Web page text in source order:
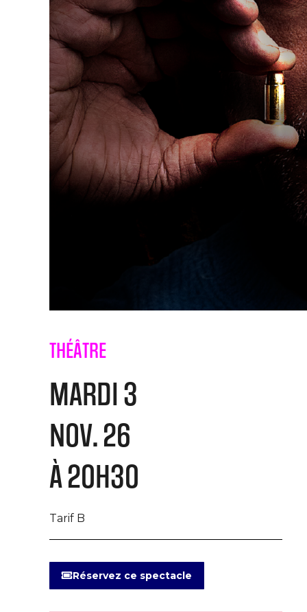
THÉÂTRE
MARDI 3
NOV. 26
À 20H30
Tarif B
Réservez ce spectacle